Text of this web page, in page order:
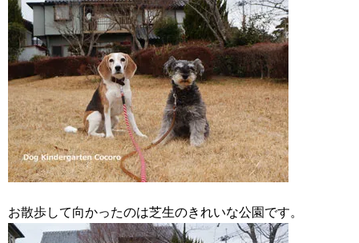
お散歩して向かったのは芝生のきれいな公園です。